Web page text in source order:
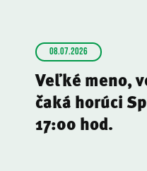
08.07.2026
Veľké meno,
čaká horúci
17:00 hod.